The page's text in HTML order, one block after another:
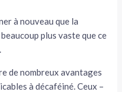
à nouveau que la
plus vaste que ce
de nombreux avantages
à décaféiné. Ceux –